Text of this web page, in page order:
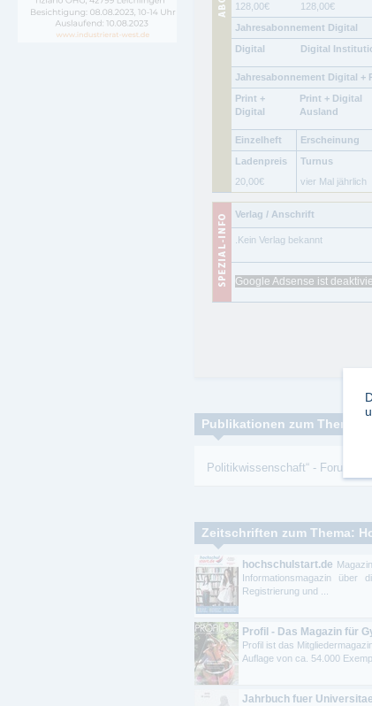
128,00€ 128,00€
Jahresabonnement Digital
Digital
Digital
Jahresabonnement Digital +
Print +
Digital
Print + Digital
Ausland
Einzelheft Erscheinung
Ladenpreis
Turnus
20,00€ vier Mal jährlich
Verlag / Anschrift
.Kein Verlag bekannt
Google Adsense ist
Publikationen zum Thema:
Politikwissenschaft“ - Forum
hochschulstart.de
Informationsmagazin über
Registrierung und ...
Profil - Das Magazin für
Profil ist das
Auflage von ca. 54.000
Jahrbuch fuer